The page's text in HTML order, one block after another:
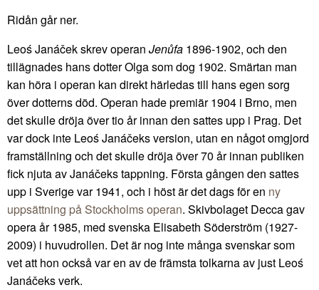
Ridån går ner.
Leoś Janáček skrev operan Jenůfa 1896-1902, och den
tillägnades hans dotter Olga som dog 1902. Smärtan man
kan höra i operan kan direkt härledas till hans egen sorg
över dotterns död. Operan hade premiär 1904 i Brno, men
det skulle dröja över tio år innan den sattes upp i Prag. Det
var dock inte Leoś Janáčeks version, utan en något omgjord
framställning och det skulle dröja över 70 år innan publiken
fick njuta av Janáčeks tappning. Första gången den sattes
upp i Sverige var 1941, och i höst är det dags för en ny
uppsättning på Stockholms operan. Skivbolaget Decca gav
opera år 1985, med svenska Elisabeth Söderström (1927-
2009) i huvudrollen. Det är nog inte många svenskar som
vet att hon också var en av de främsta tolkarna av just Leoś
Janáčeks verk.